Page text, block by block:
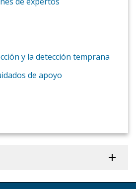
y la detección temprana
de apoyo